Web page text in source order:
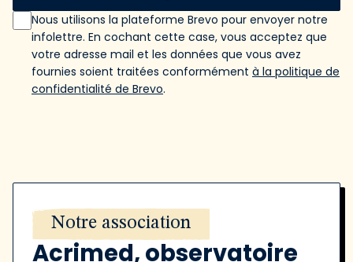
Nous utilisons la plateforme Brevo pour envoyer notre
infolettre. En cochant cette case, vous acceptez que
votre adresse mail et les données que vous avez
fournies soient traitées conformément à la politique de
confidentialité de Brevo.
Notre association
Acrimed, observatoire